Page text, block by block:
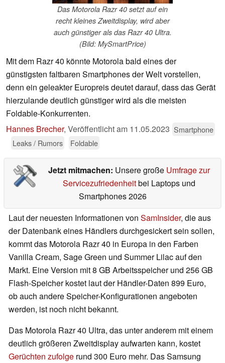
Das Motorola Razr 40 setzt auf ein
recht kleines Zweitdisplay, wird aber
auch günstiger als das Razr 40 Ultra.
(Bild: MySmartPrice)
Mit dem Razr 40 könnte Motorola bald eines der
günstigsten faltbaren Smartphones der Welt vorstellen,
denn ein geleakter Europreis deutet darauf, dass das Gerät
hierzulande deutlich günstiger wird als die meisten
Foldable-Konkurrenten.
Hannes Brecher, Veröffentlicht am 11.05.2023 Smartphone
Leaks / Rumors
Foldable
Jetzt mitmachen: Unsere große Umfrage zur
Servicezufriedenheitbei Laptops und
Smartphones 2026
Laut der neuesten Informationen von SamInsider, die aus
der Datenbank eines Händlers durchgesickert sein sollen,
kommt das Motorola Razr 40 in Europa in den Farben
Vanilla Cream, Sage Green und Summer Lilac auf den
Markt. Eine Version mit 8 GB Arbeitsspeicher und 256 GB
Flash-Speicher kostet laut der Händler-Daten 899 Euro,
ob auch andere Speicher-Konfigurationen angeboten
werden, ist noch nicht bekannt.
Das Motorola Razr 40 Ultra, das unter anderem mit einem
deutlich größeren Zweitdisplay aufwarten kann, kostet
Gerüchten zufolge rund 300 Euro mehr. Das Samsung